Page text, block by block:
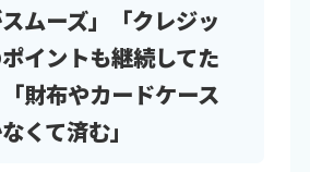
スムーズ」「クレジッ
イントも継続してた
財布やカードケース
くて済む」